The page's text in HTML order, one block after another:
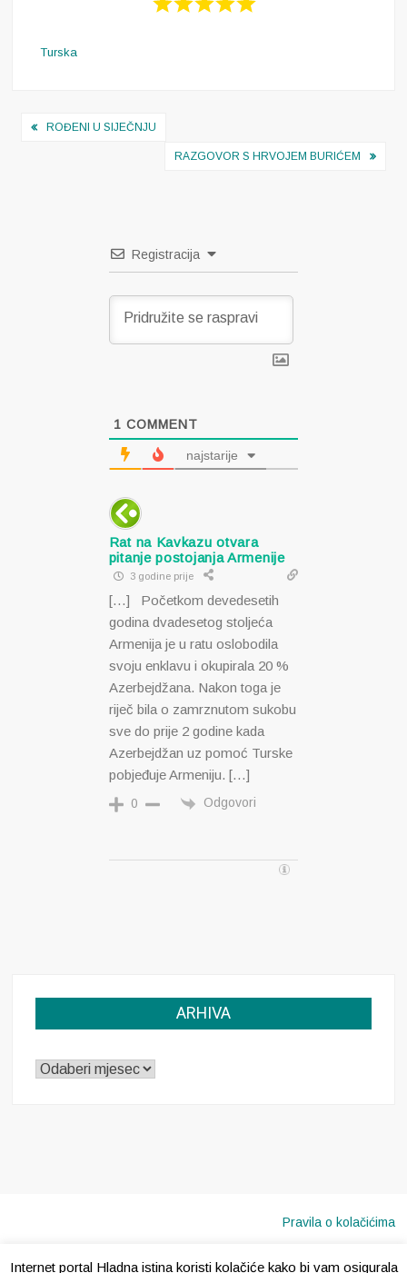
Turska
Navigacija
ROĐENI U SIJEČNJU
RAZGOVOR S HRVOJEM BURIĆEM
Registracija
1 COMMENT
najstarije
Rat na Kavkazu otvara
pitanje postojanja Armenije
3 godine prije
[…] Početkom devedesetih
godina dvadesetog stoljeća
Armenija je u ratu oslobodila
svoju enklavu i okupirala 20 %
Azerbejdžana. Nakon toga je
riječ bila o zamrznutom sukobu
sve do prije 2 godine kada
Azerbejdžan uz pomoć Turske
pobjeđuje Armeniju. […]
0 Odgovori
ARHIVA
ARHIVA
Pravila o kolačićima
Internet portal Hladna istina koristi kolačiće kako bi vam osigurala